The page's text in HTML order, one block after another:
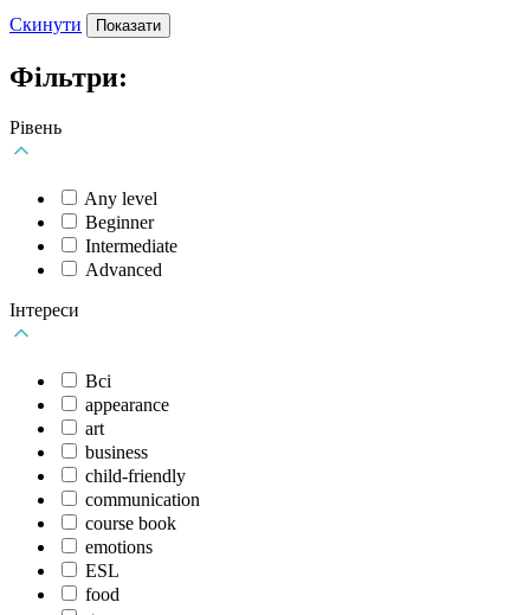
Скинути Показати
Фільтри:
Рівень
Any level
Beginner
Intermediate
Аdvanced
Інтереси
Всі
appearance
art
business
child-friendly
communication
course book
emotions
ESL
food